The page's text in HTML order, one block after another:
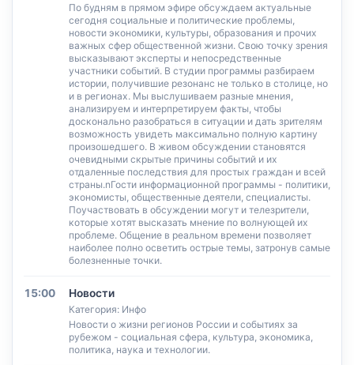
По будням в прямом эфире обсуждаем актуальные
сегодня социальные и политические проблемы,
новости экономики, культуры, образования и прочих
важных сфер общественной жизни. Свою точку зрения
высказывают эксперты и непосредственные
участники событий. В студии программы разбираем
истории, получившие резонанс не только в столице, но
и в регионах. Мы выслушиваем разные мнения,
анализируем и интерпретируем факты, чтобы
досконально разобраться в ситуации и дать зрителям
возможность увидеть максимально полную картину
произошедшего. В живом обсуждении становятся
очевидными скрытые причины событий и их
отдаленные последствия для простых граждан и всей
страны.nГости информационной программы - политики,
экономисты, общественные деятели, специалисты.
Поучаствовать в обсуждении могут и телезрители,
которые хотят высказать мнение по волнующей их
проблеме. Общение в реальном времени позволяет
наиболее полно осветить острые темы, затронув самые
болезненные точки.
15:00 Новости
Категория: Инфо
Новости о жизни регионов России и событиях за
рубежом - социальная сфера, культура, экономика,
политика, наука и технологии.